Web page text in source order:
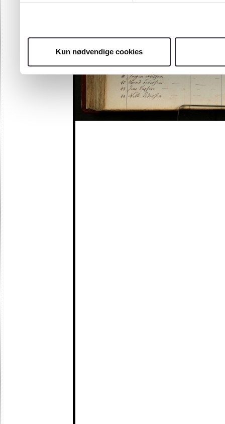
Kun nødvendige cookies